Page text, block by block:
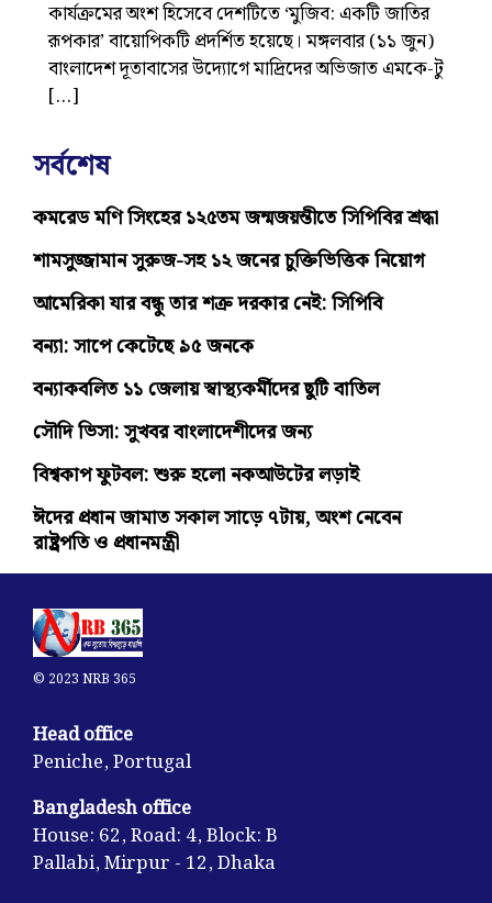
কার্যক্রমের অংশ হিসেবে দেশটিতে ‘মুজিব: একটি জাতির
রূপকার’ বায়োপিকটি প্রদর্শিত হয়েছে। মঙ্গলবার (১১ জুন)
বাংলাদেশ দূতাবাসের উদ্যোগে মাদ্রিদের অভিজাত এমকে-টু
[…]
সর্বশেষ
কমরেড মণি সিংহের ১২৫তম জন্মজয়ন্তীতে সিপিবির শ্রদ্ধা
শামসুজ্জামান সুরুজ-সহ ১২ জনের চুক্তিভিত্তিক নিয়োগ
আমেরিকা যার বন্ধু তার শত্রু দরকার নেই: সিপিবি
বন্যা: সাপে কেটেছে ৯৫ জনকে
বন্যাকবলিত ১১ জেলায় স্বাস্থ্যকর্মীদের ছুটি বাতিল
সৌদি ভিসা: সুখবর বাংলাদেশীদের জন্য
বিশ্বকাপ ফুটবল: শুরু হলো নকআউটের লড়াই
ঈদের প্রধান জামাত সকাল সাড়ে ৭টায়, অংশ নেবেন
রাষ্ট্রপতি ও প্রধানমন্ত্রী
© 2023 NRB 365
Head office
Peniche, Portugal
Bangladesh office
House: 62, Road: 4, Block: B
Pallabi, Mirpur - 12, Dhaka